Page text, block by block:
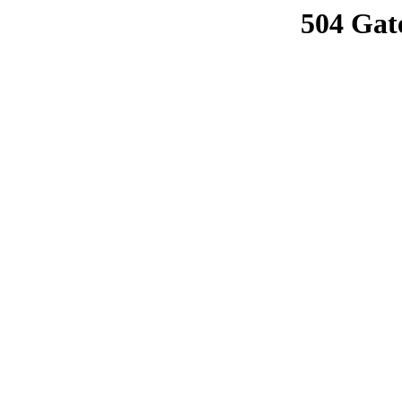
504